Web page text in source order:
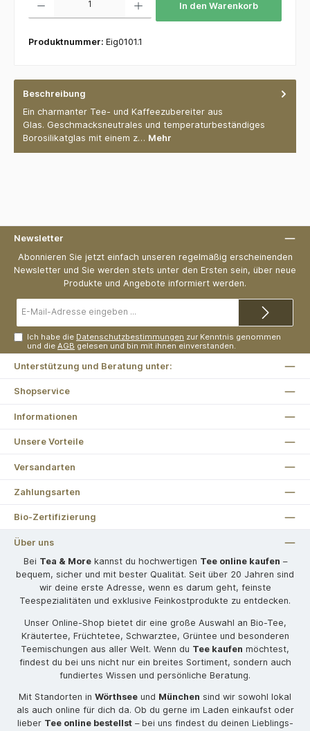
In den Warenkorb
Produktnummer: Eig0101.1
Beschreibung
Ein charmanter Tee- und Kaffeezubereiter aus
Glas. Geschmacksneutrales und temperaturbeständiges
Borosilikatglas mit einem z… Mehr
Newsletter
Abonnieren Sie jetzt einfach unseren regelmäßig erscheinenden
Newsletter und Sie werden stets unter den Ersten sein, über neue
Produkte und Angebote informiert werden.
Mail-
Ich habe die Datenschutzbestimmungen zur Kenntnis genommen
und dieAGB gelesen und bin mit ihnen einverstanden.
Unterstützung und Beratung unter:
Shopservice
Informationen
Unsere Vorteile
Versandarten
Zahlungsarten
Bio-Zertifizierung
Über uns
Bei Tea & Morekannst du hochwertigen Tee online kaufen –
bequem, sicher und mit bester Qualität. Seit über 20 Jahren sind
wir deine erste Adresse, wenn es darum geht, feinste
Teespezialitäten und exklusive Feinkostprodukte zu entdecken.
Unser Online-Shop bietet dir eine große Auswahl an Bio-Tee,
Kräutertee, Früchtetee, Schwarztee, Grüntee und besonderen
Teemischungen aus aller Welt. Wenn du Tee kaufen möchtest,
findest du bei uns nicht nur ein breites Sortiment, sondern auch
fundiertes Wissen und persönliche Beratung.
Mit Standorten in Wörthsee und München sind wir sowohl lokal
als auch online für dich da. Ob du gerne im Laden einkaufst oder
lieber Tee online bestellst– bei uns findest du deinen Lieblings-